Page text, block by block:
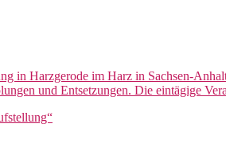
in Harzgerode im Harz in Sachsen-
und Entsetzungen. Die eintägige